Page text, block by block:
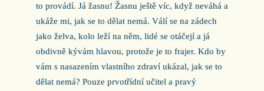
to provádí. Já žasnu! Žasnu ještě víc, když neváhá a
ukáže mi, jak se to dělat nemá. Válí se na zádech
jako želva, kolo leží na něm, lidé se otáčejí a já
obdivně kývám hlavou, protože je to frajer. Kdo by
vám s nasazením vlastního zdraví ukázal, jak se to
dělat nemá? Pouze prvotřídní učitel a pravý